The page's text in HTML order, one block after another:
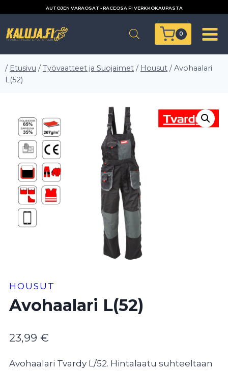
AUTOJEN VARAOSAT - RACEOSA.FI VERKKOKAUPASTA
0
/ Etusivu / Työvaatteet ja Suojaimet / Housut / Avohaalari
L(52)
HOUSUT
Avohaalari L(52)
23,99 €
Avohaalari Tvardy L/52. Hintalaatu suhteeltaan